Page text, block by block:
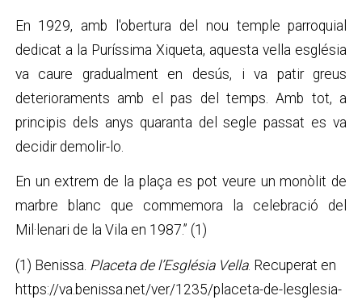
En 1929, amb l'obertura del nou temple parroquial
dedicat a la Puríssima Xiqueta, aquesta vella església
va caure gradualment en desús, i va patir greus
deterioraments amb el pas del temps. Amb tot, a
principis dels anys quaranta del segle passat es va
decidir demolir-lo.
En un extrem de la plaça es pot veure un monòlit de
marbre blanc que commemora la celebració del
Mil·lenari de la Vila en 1987.” (1)
(1) Benissa. Placeta de l’Església Vella. Recuperat en
https://va.benissa.net/ver/1235/placeta-de-lesglesia-